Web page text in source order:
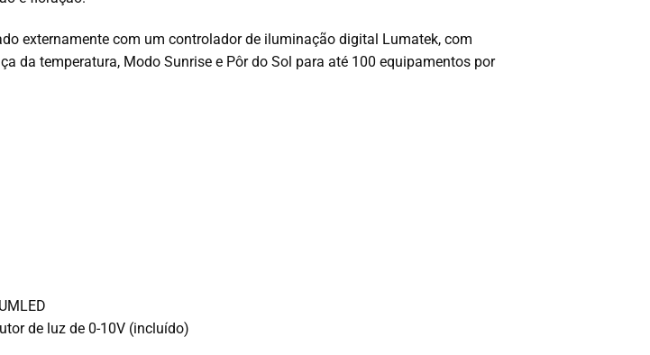
externamente com um controlador de iluminação digital Lumatek, com
da temperatura, Modo Sunrise e Pôr do Sol para até 100 equipamentos por
de luz de 0-10V (incluído)